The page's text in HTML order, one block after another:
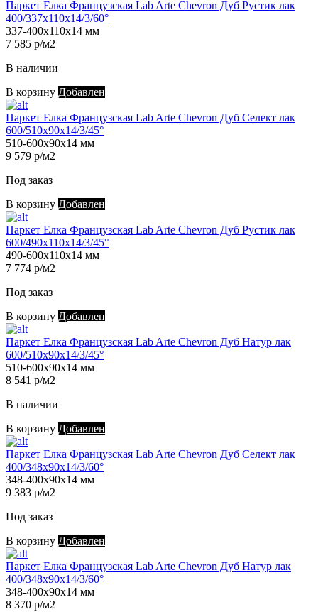
Паркет Елка Французская Lab Arte Chevron Дуб Рустик лак
400/337х110х14/3/60°
337-400х110х14 мм
7 585 р/м2
В наличии
В корзину Добавлен
Паркет Елка Французская Lab Arte Chevron Дуб Селект лак
600/510х90х14/3/45°
510-600х90х14 мм
9 579 р/м2
Под заказ
В корзину Добавлен
Паркет Елка Французская Lab Arte Chevron Дуб Рустик лак
600/490х110х14/3/45°
490-600х110х14 мм
7 774 р/м2
Под заказ
В корзину Добавлен
Паркет Елка Французская Lab Arte Chevron Дуб Натур лак
600/510х90х14/3/45°
510-600х90х14 мм
8 541 р/м2
В наличии
В корзину Добавлен
Паркет Елка Французская Lab Arte Chevron Дуб Селект лак
400/348х90х14/3/60°
348-400х90х14 мм
9 383 р/м2
Под заказ
В корзину Добавлен
Паркет Елка Французская Lab Arte Chevron Дуб Натур лак
400/348х90х14/3/60°
348-400х90х14 мм
8 370 р/м2